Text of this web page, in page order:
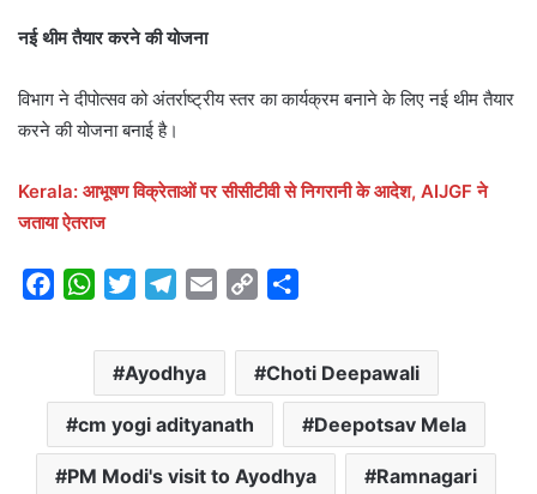
नई थीम तैयार करने की योजना
विभाग ने दीपोत्सव को अंतर्राष्ट्रीय स्तर का कार्यक्रम बनाने के लिए नई थीम तैयार
करने की योजना बनाई है।
Kerala: आभूषण विक्रेताओं पर सीसीटीवी से निगरानी के आदेश, AIJGF ने
जताया ऐतराज
b
o
o
W
a
s
A
p
i
t
t
e
r
l
e
g
r
a
a
l
p
y
L
i
n
a
r
e
Ayodhya Choti Deepawali
cm yogi adityanath Deepotsav Mela
PM Modi's visit to Ayodhya Ramnagari